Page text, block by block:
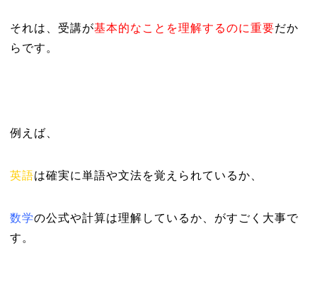
それは、受講が基本的なことを理解するのに重要だか
らです。
例えば、
英語は確実に単語や文法を覚えられているか、
数学の公式や計算は理解しているか、がすごく大事で
す。